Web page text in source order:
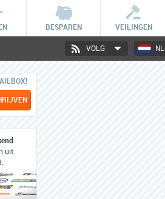
BESPAREN VEILINGEN
NL
VOLG
uit